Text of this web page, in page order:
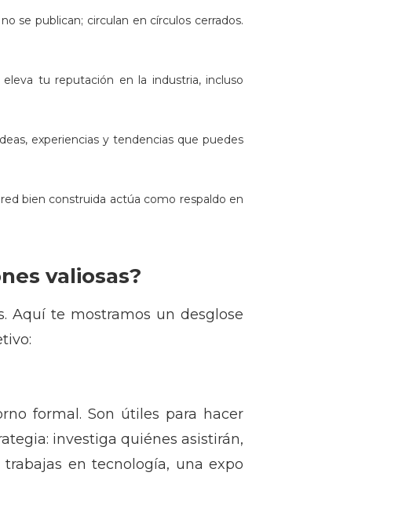
se publican; circulan en círculos cerrados.
tu reputación en la industria, incluso
experiencias y tendencias que puedes
bien construida actúa como respaldo en
valiosas?
Aquí te mostramos un desglose
formal. Son útiles para hacer
investiga quiénes asistirán,
en tecnología, una expo